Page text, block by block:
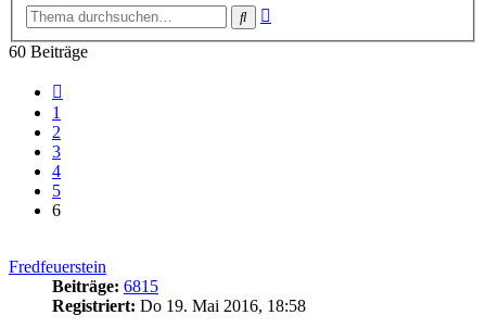
Suche
60 Beiträge
1
2
3
4
5
6
Fredfeuerstein
Beiträge: 6815
Registriert: Do 19. Mai 2016, 18:58